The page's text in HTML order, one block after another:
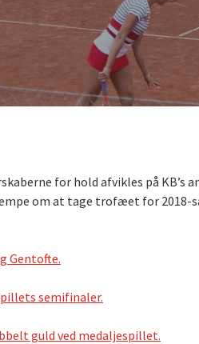
for hold afvikles på KB’s
om at tage trofæet for 2018-
Gentofte.
semifinaler.
guld ved medaljespillet.